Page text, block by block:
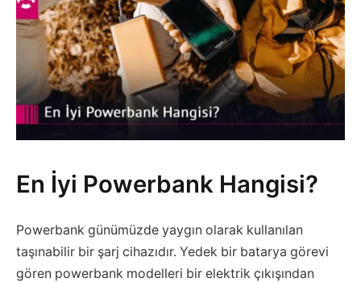
En İyi Powerbank Hangisi?
Powerbank günümüzde yaygın olarak kullanılan
taşınabilir bir şarj cihazıdır. Yedek bir batarya görevi
gören powerbank modelleri bir elektrik çıkışından